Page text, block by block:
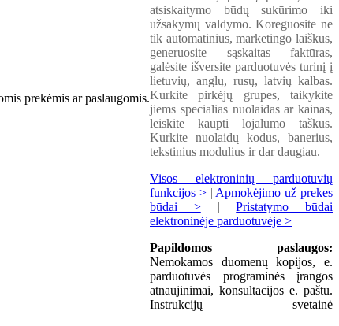
prekėmis ar paslaugomis.
atsiskaitymo būdų sukūrimo iki
užsakymų valdymo. Koreguosite ne
tik automatinius, marketingo laiškus,
generuosite sąskaitas faktūras,
galėsite išversite parduotuvės turinį į
lietuvių, anglų, rusų, latvių kalbas.
Kurkite pirkėjų grupes, taikykite
jiems specialias nuolaidas ar kainas,
leiskite kaupti lojalumo taškus.
Kurkite nuolaidų kodus, banerius,
tekstinius modulius ir dar daugiau.
Visos elektroninių parduotuvių
funkcijos > | Apmokėjimo už prekes
būdai >|Pristatymo būdai
elektroninėje parduotuvėje >
Papildomos paslaugos:
Nemokamos duomenų kopijos, e.
parduotuvės programinės įrangos
atnaujinimai, konsultacijos e. paštu.
Instrukcijų svetainė